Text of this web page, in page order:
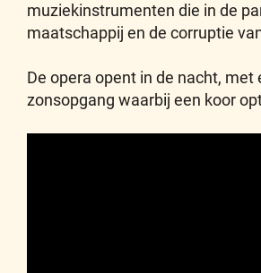
muziekinstrumenten die in de
maatschappij en de corruptie
De opera opent in de nacht,
zonsopgang waarbij een koor